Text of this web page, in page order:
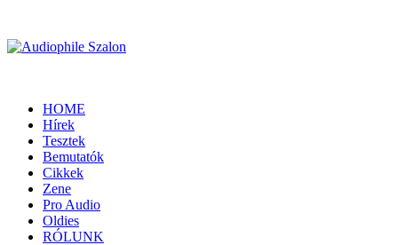
HOME
Hírek
Tesztek
Bemutatók
Cikkek
Zene
Pro Audio
Oldies
RÓLUNK